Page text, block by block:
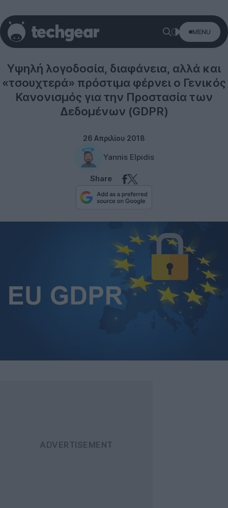
MENU
Υψηλή λογοδοσία, διαφάνεια, αλλά και
«τσουχτερά» πρόστιμα φέρνει ο Γενικός
Κανονισμός για την Προστασία των
Δεδομένων (GDPR)
26 Απριλίου 2018
Yannis Elpidis
Share